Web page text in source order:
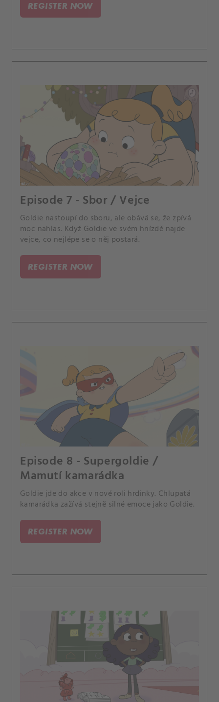
REGISTER NOW
Episode 7 - Sbor / Vejce
Goldie nastoupí do sboru, ale obává se, že zpívá
moc nahlas. Když Goldie ve svém hnízdě najde
vejce, co nejlépe se o něj postará.
REGISTER NOW
Episode 8 - Supergoldie /
Mamutí kamarádka
Goldie jde do akce v nové roli hrdinky. Chlupatá
kamarádka zažívá stejně silné emoce jako Goldie.
REGISTER NOW